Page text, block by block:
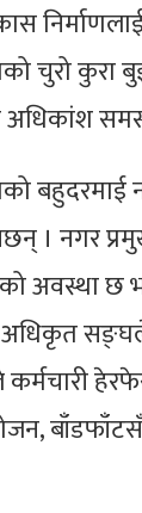
चुरो कुरा
अधिकांश
। नगर
अवस्था छ
सङ्घले